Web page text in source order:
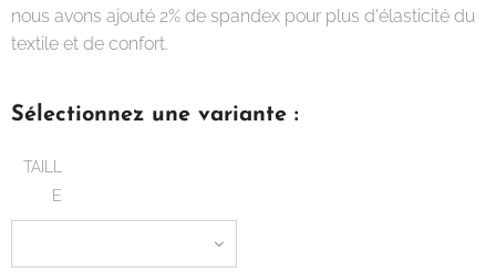
nous avons ajouté 2% de spandex pour plus d'élasticité du
textile et de confort.
Sélectionnez une variante :
TAILL
E